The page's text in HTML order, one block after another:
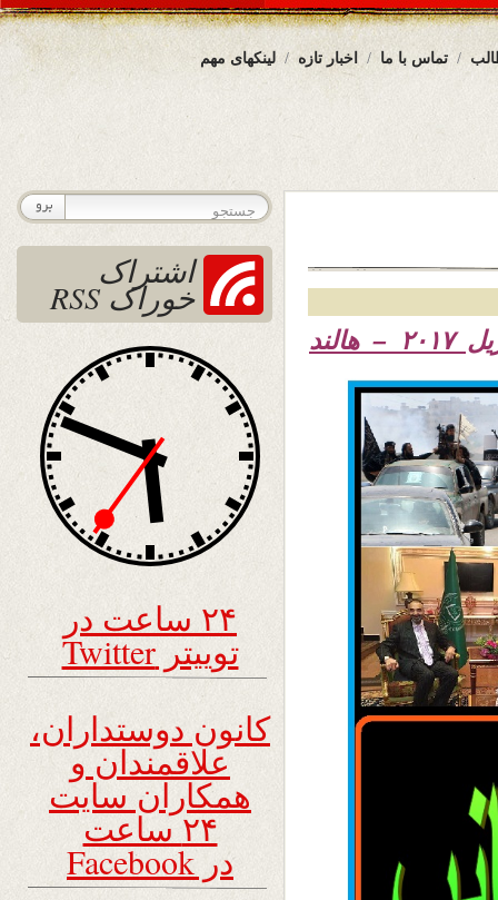
لینکهای مهم اخبار تازه تماس با ما
اشتراک
خوراک RSS
۲۴ ساعت در
توییتر Twitter
کانون دوستداران،
علاقمندان و
همکاران سایت
۲۴ ساعت
در Facebook